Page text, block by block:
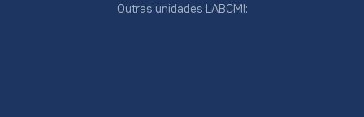
Outras unidades LABCMI: